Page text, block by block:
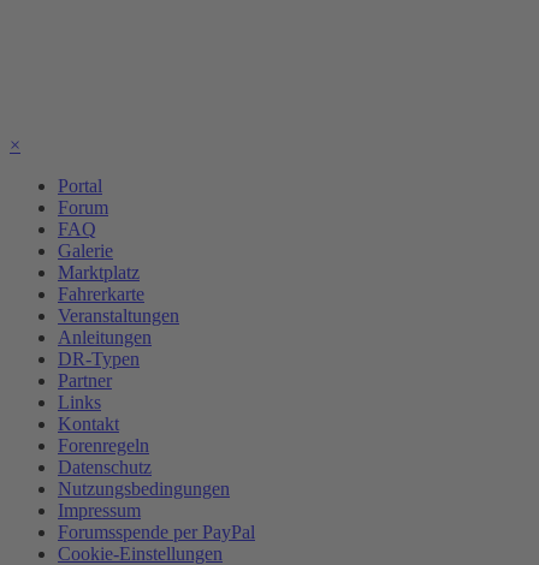
×
Portal
Forum
FAQ
Galerie
Marktplatz
Fahrerkarte
Veranstaltungen
Anleitungen
DR-Typen
Partner
Links
Kontakt
Forenregeln
Datenschutz
Nutzungsbedingungen
Impressum
Forumsspende per PayPal
Cookie-Einstellungen